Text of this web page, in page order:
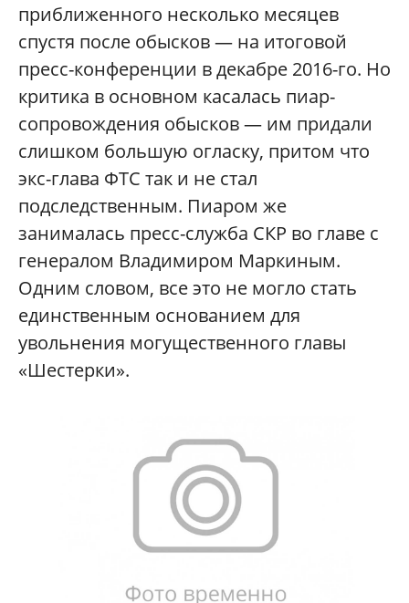
приближенного несколько месяцев
спустя после обысков — на итоговой
пресс-конференции в декабре 2016-го. Но
критика в основном касалась пиар-
сопровождения обысков — им придали
слишком большую огласку, притом что
экс-глава ФТС так и не стал
подследственным. Пиаром же
занималась пресс-служба СКР во главе с
генералом Владимиром Маркиным.
Одним словом, все это не могло стать
единственным основанием для
увольнения могущественного главы
«Шестерки».